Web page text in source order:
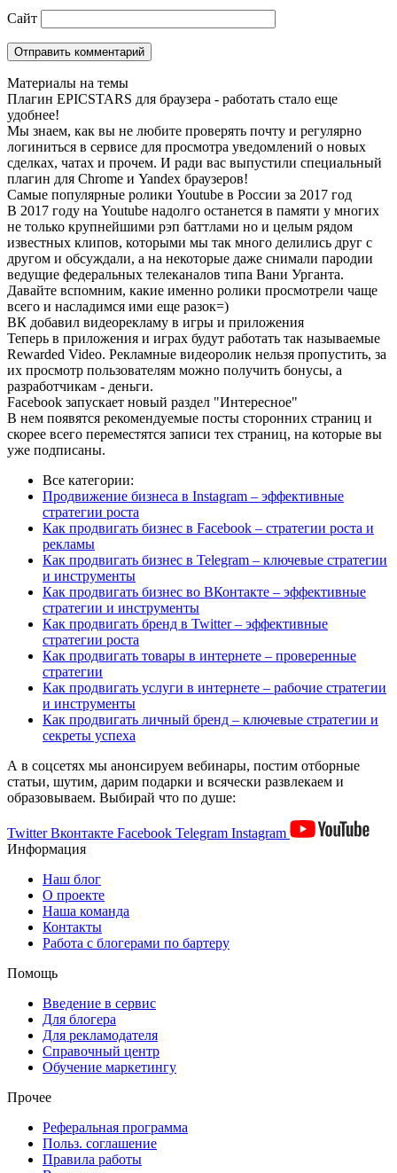
Сайт
Материалы на темы
Плагин EPICSTARS для браузера - работать стало еще
удобнее!
Мы знаем, как вы не любите проверять почту и регулярно
логиниться в сервисе для просмотра уведомлений о новых
сделках, чатах и прочем. И ради вас выпустили специальный
плагин для Chrome и Yandex браузеров!
Самые популярные ролики Youtube в России за 2017 год
В 2017 году на Youtube надолго останется в памяти у многих
не только крупнейшими рэп баттлами но и целым рядом
известных клипов, которыми мы так много делились друг с
другом и обсуждали, а на некоторые даже снимали пародии
ведущие федеральных телеканалов типа Вани Урганта.
Давайте вспомним, какие именно ролики просмотрели чаще
всего и насладимся ими еще разок=)
ВК добавил видеорекламу в игры и приложения
Теперь в приложения и играх будут работать так называемые
Rewarded Video. Рекламные видеоролик нельзя пропустить, за
их просмотр пользователям можно получить бонусы, а
разработчикам - деньги.
Facebook запускает новый раздел "Интересное"
В нем появятся рекомендуемые посты сторонних страниц и
скорее всего переместятся записи тех страниц, на которые вы
уже подписаны.
Все категории:
Продвижение бизнеса в Instagram – эффективные
стратегии роста
Как продвигать бизнес в Facebook – стратегии роста и
рекламы
Как продвигать бизнес в Telegram – ключевые стратегии
и инструменты
Как продвигать бизнес во ВКонтакте – эффективные
стратегии и инструменты
Как продвигать бренд в Twitter – эффективные
стратегии роста
Как продвигать товары в интернете – проверенные
стратегии
Как продвигать услуги в интернете – рабочие стратегии
и инструменты
Как продвигать личный бренд – ключевые стратегии и
секреты успеха
А в соцсетях мы анонсируем вебинары, постим отборные
статьи, шутим, дарим подарки и всячески развлекаем и
образовываем. Выбирай что по душе:
TwitterВконтакте Facebook Telegram Instagram
Информация
Наш блог
О проекте
Наша команда
Контакты
Работа с блогерами по бартеру
Помощь
Введение в сервис
Для блогера
Для рекламодателя
Справочный центр
Обучение маркетингу
Прочее
Реферальная программа
Польз. соглашение
Правила работы